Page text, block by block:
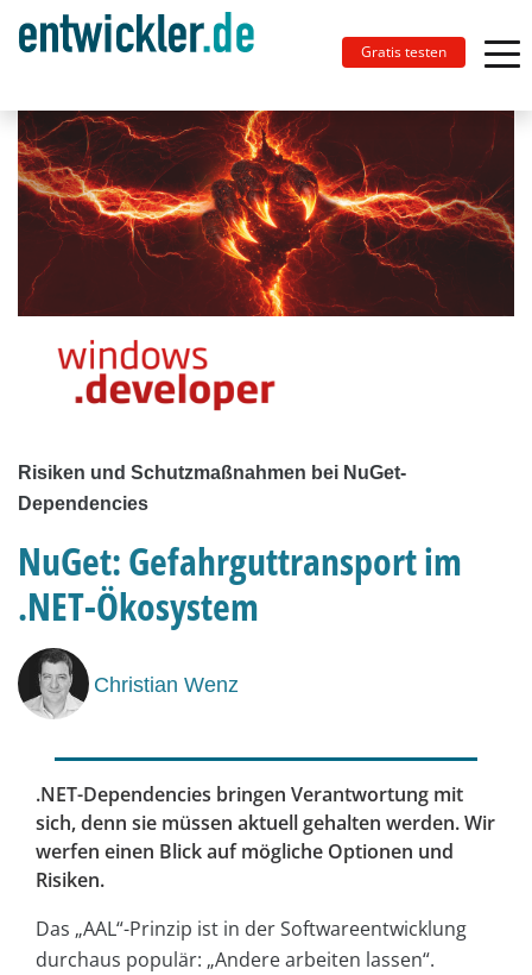
Gratis testen
Risiken und Schutzmaßnahmen bei NuGet-
Dependencies
NuGet: Gefahrguttransport im
.NET-Ökosystem
Christian Wenz
.NET-Dependencies bringen Verantwortung mit
sich, denn sie müssen aktuell gehalten werden. Wir
werfen einen Blick auf mögliche Optionen und
Risiken.
Das „AAL“-Prinzip ist in der Softwareentwicklung
durchaus populär: „Andere arbeiten lassen“.